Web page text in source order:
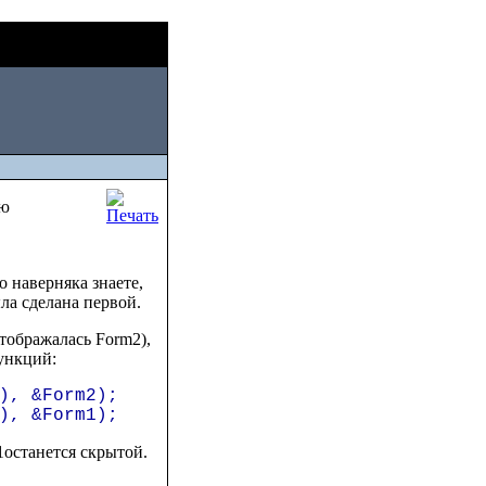
знаете,
сделана первой.
Form2),
&Form2);
&Form1);
скрытой.